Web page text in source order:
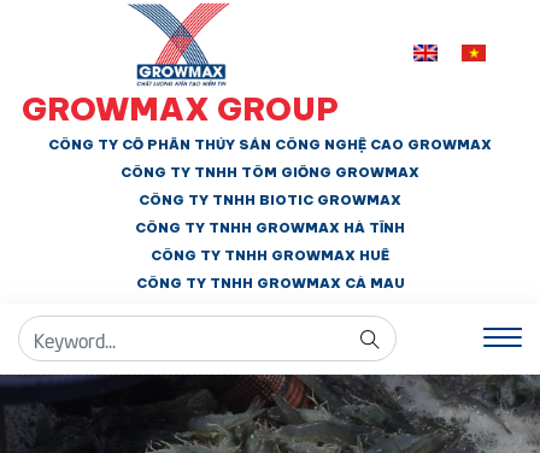
GROWMAX GROUP
CÔNG TY CỔ PHẦN THỦY SẢN CÔNG NGHỆ CAO GROWMAX
CÔNG TY TNHH TÔM GIỐNG GROWMAX
CÔNG TY TNHH BIOTIC GROWMAX
CÔNG TY TNHH GROWMAX HÀ TĨNH
CÔNG TY TNHH GROWMAX HUẾ
CÔNG TY TNHH GROWMAX CÀ MAU